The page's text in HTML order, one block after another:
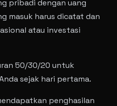
pribadi dengan uang
masuk harus dicatat dan
atau investasi
50/30/20 untuk
sejak hari pertama.
penghasilan